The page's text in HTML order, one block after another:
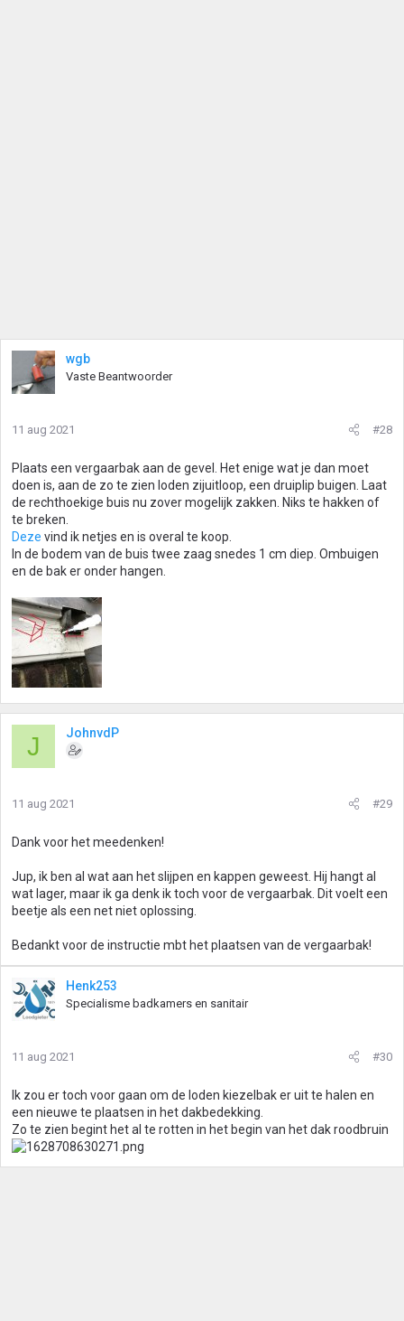
wgb
Vaste Beantwoorder
11 aug 2021 #28
Plaats een vergaarbak aan de gevel. Het enige wat je dan moet
doen is, aan de zo te zien loden zijuitloop, een druiplip buigen. Laat
de rechthoekige buis nu zover mogelijk zakken. Niks te hakken of
te breken.
Deze vind ik netjes en is overal te koop.
In de bodem van de buis twee zaag snedes 1 cm diep. Ombuigen
en de bak er onder hangen.
J JohnvdP
11 aug 2021 #29
Dank voor het meedenken!
Jup, ik ben al wat aan het slijpen en kappen geweest. Hij hangt al
wat lager, maar ik ga denk ik toch voor de vergaarbak. Dit voelt een
beetje als een net niet oplossing.
Bedankt voor de instructie mbt het plaatsen van de vergaarbak!
Henk253
Specialisme badkamers en sanitair
11 aug 2021 #30
Ik zou er toch voor gaan om de loden kiezelbak er uit te halen en
een nieuwe te plaatsen in het dakbedekking.
Zo te zien begint het al te rotten in het begin van het dak roodbruin